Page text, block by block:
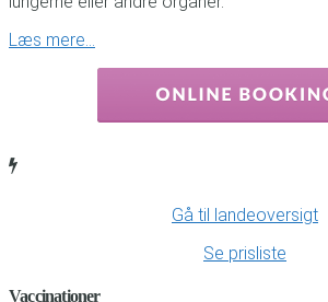
Læs mere…
Gå til landeoversigt
Se prisliste
Vaccinationer